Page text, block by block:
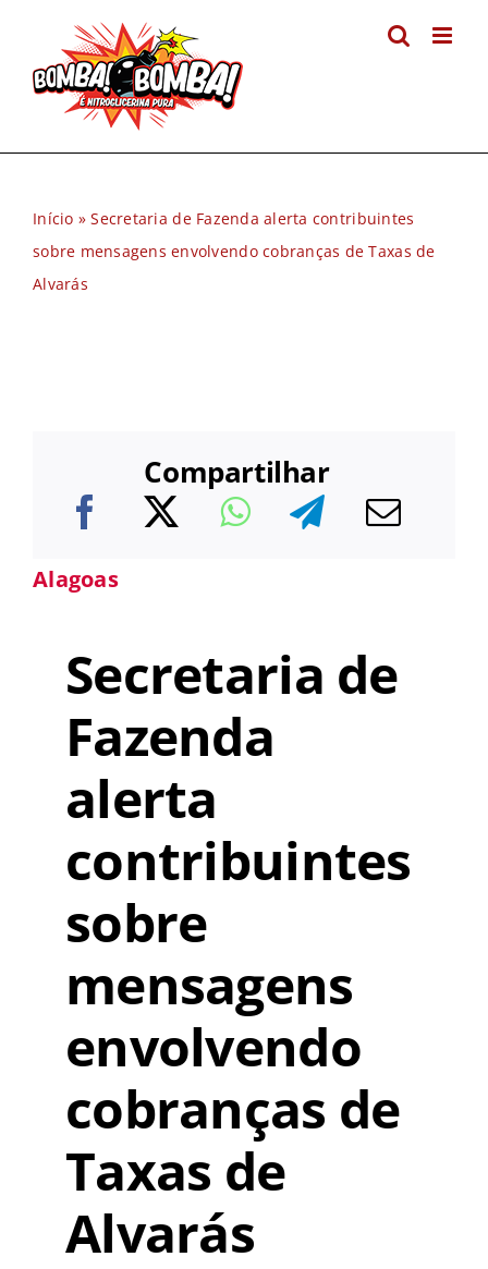
conteúdo
Início »Secretaria de Fazenda alerta contribuintes
sobre mensagens envolvendo cobranças de Taxas de
Alvarás
Compartilhar
Alagoas
Secretaria de
Fazenda
alerta
contribuintes
sobre
mensagens
envolvendo
cobranças de
Taxas de
Alvarás